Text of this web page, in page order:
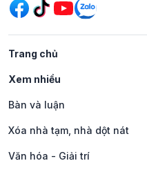
Trang chủ
Xem nhiều
Bàn và luận
Xóa nhà tạm, nhà dột nát
Văn hóa - Giải trí